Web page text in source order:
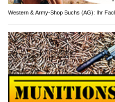
Western & Army-Shop Buchs (AG): Ihr